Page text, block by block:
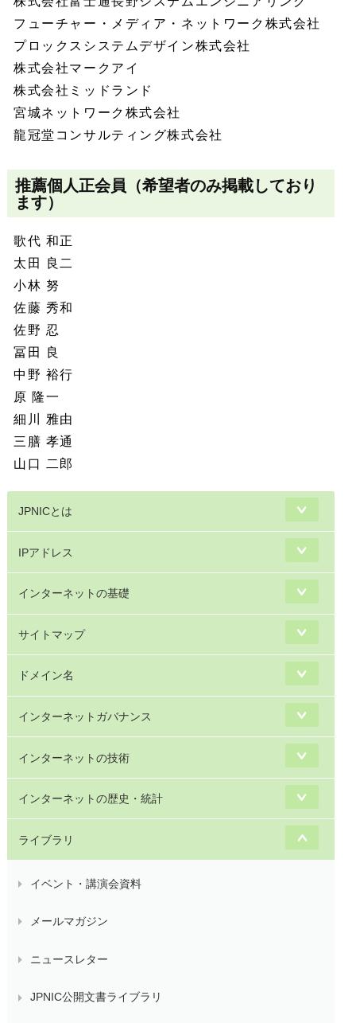
フューチャー・メディア・ネットワーク株式会社
プロックスシステムデザイン株式会社
株式会社マークアイ
株式会社ミッドランド
宮城ネットワーク株式会社
龍冠堂コンサルティング株式会社
推薦個人正会員（希望者のみ掲載しており
ます）
歌代 和正
太田 良二
小林 努
佐藤 秀和
佐野 忍
冨田 良
中野 裕行
原 隆一
細川 雅由
三膳 孝通
山口 二郎
JPNICとは
IPアドレス
インターネットの基礎
サイトマップ
ドメイン名
インターネットガバナンス
インターネットの技術
インターネットの歴史・統計
ライブラリ
イベント・講演会資料
メールマガジン
ニュースレター
JPNIC公開文書ライブラリ